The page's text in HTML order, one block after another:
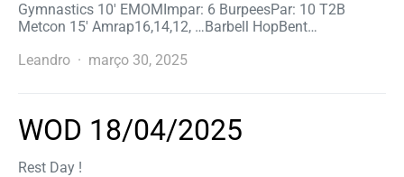
Gymnastics 10′ EMOMImpar: 6 BurpeesPar: 10 T2B
Metcon 15′ Amrap16,14,12, …Barbell HopBent…
Leandro
março 30, 2025
WOD 18/04/2025
Rest Day !